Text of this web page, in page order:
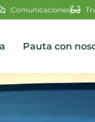
Comunicaciones
Pauta con